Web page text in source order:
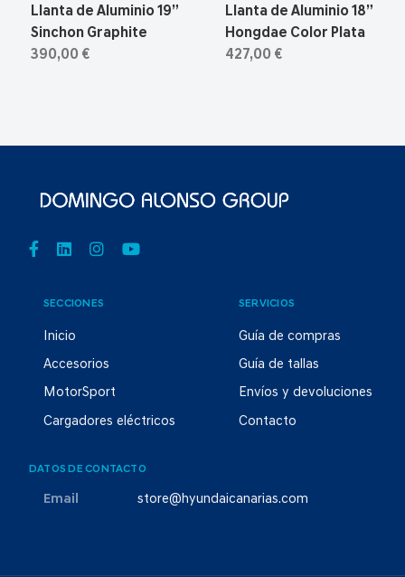
Llanta de Aluminio 19”
Sinchon Graphite
390,00 €
Llanta de Aluminio 18”
Hongdae Color Plata
427,00 €
SECCIONES
Inicio
Accesorios
MotorSport
Cargadores eléctricos
SERVICIOS
Guía de compras
Guía de tallas
Envíos y devoluciones
Contacto
DATOS DE CONTACTO
Email store@hyundaicanarias.com